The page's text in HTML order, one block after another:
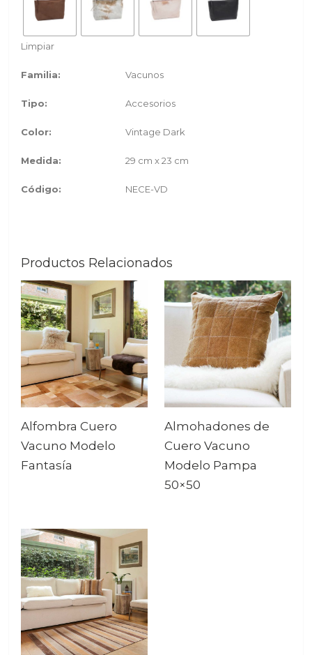
Limpiar
Familia: Vacunos
Tipo: Accesorios
Color: Vintage Dark
Medida: 29 cm x 23 cm
Código: NECE-VD
Productos Relacionados
Alfombra Cuero
Vacuno Modelo
Fantasía
Almohadones de
Cuero Vacuno
Modelo Pampa
50×50